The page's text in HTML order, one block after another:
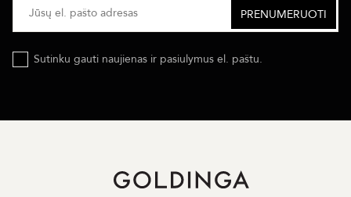
Sutinku gauti naujienas ir pasiulymus el. paštu.